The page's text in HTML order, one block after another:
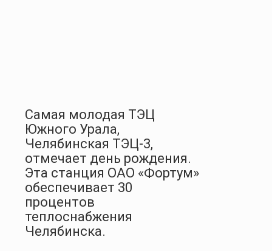
Самая молодая ТЭЦ
Южного Урала,
Челябинская ТЭЦ-3,
отмечает день рождения.
Эта станция ОАО «Фортум»
обеспечивает 30
процентов
теплоснабжения
Челябинска.